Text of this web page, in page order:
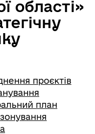
області»
проєктів
план